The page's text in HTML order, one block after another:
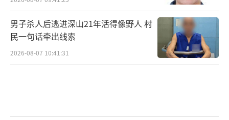
男子杀人后逃进深山21年活得像野人 村
民一句话牵出线索
2026-08-07 10:41:31